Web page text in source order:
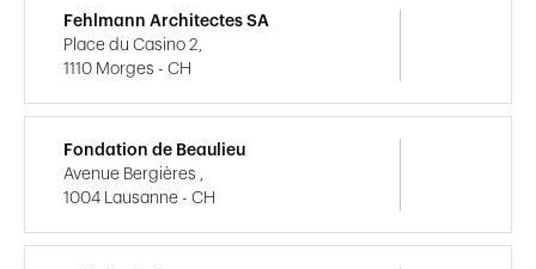
Fehlmann Architectes SA
Place du Casino 2,
1110 Morges - CH
Fondation de Beaulieu
Avenue Bergières ,
1004 Lausanne - CH